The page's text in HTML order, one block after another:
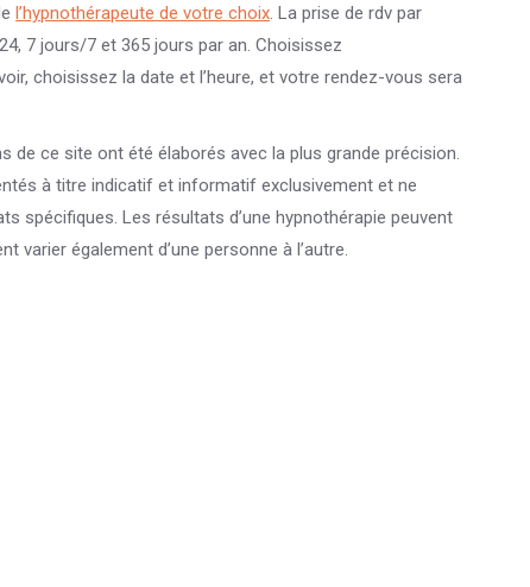
l’hypnothérapeute de votre choix. La prise de rdv par
7 jours/7 et 365 jours par an. Choisissez
choisissez la date et l’heure, et votre rendez-vous sera
de ce site ont été élaborés avec la plus grande précision.
à titre indicatif et informatif exclusivement et ne
spécifiques. Les résultats d’une hypnothérapie peuvent
varier également d’une personne à l’autre.